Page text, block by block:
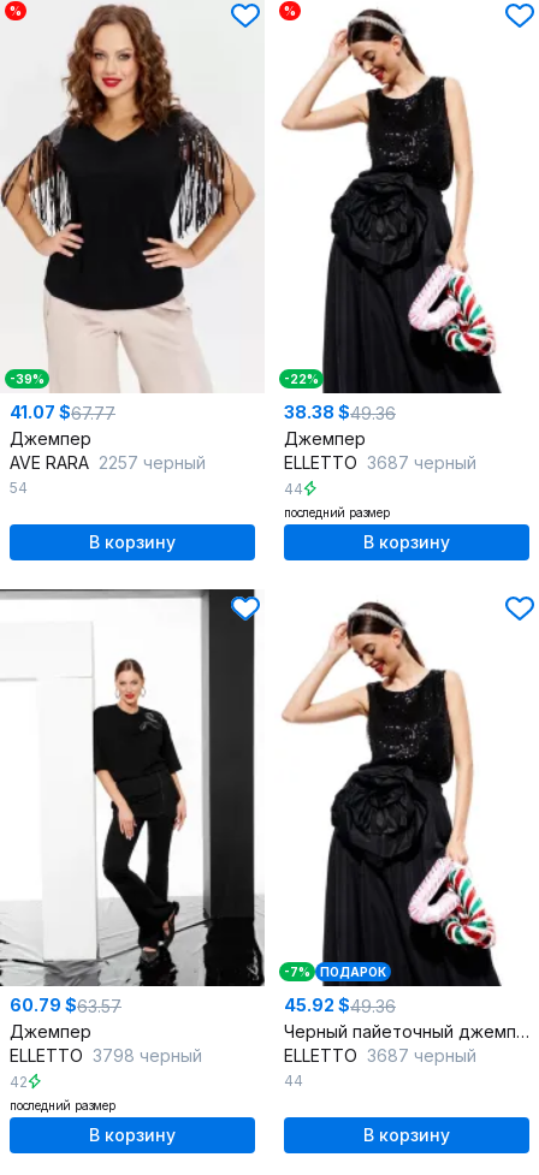
%
-39%
41.07 $67.77
Джемпер
AVE RARA 2257 черный
54
В корзину
%
-22%
38.38 $49.36
Джемпер
ELLETTO 3687 черный
44
последний размер
В корзину
60.79 $63.57
Джемпер
ELLETTO 3798 черный
42
последний размер
В корзину
-7% ПОДАРОК
45.92 $49.36
Черный пайеточный джемпер без рукавов и классической посадкой
ELLETTO 3687 черный
44
В корзину